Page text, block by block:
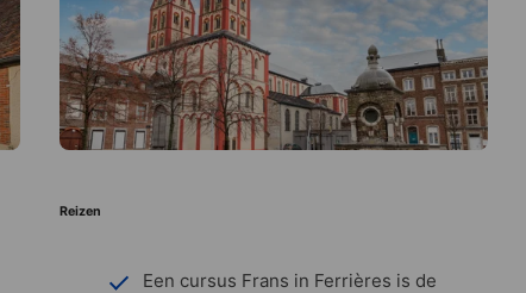
Reizen
Een cursus Frans in Ferrières is de